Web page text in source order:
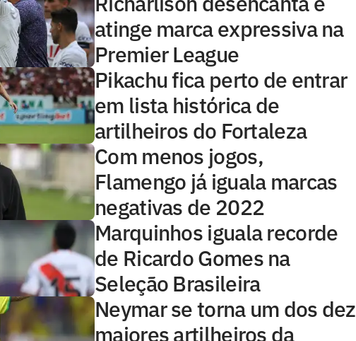
atinge marca expressiva na
Premier League
Pikachu fica perto de entrar
em lista histórica de
artilheiros do Fortaleza
Com menos jogos,
Flamengo já iguala marcas
negativas de 2022
Marquinhos iguala recorde
de Ricardo Gomes na
Seleção Brasileira
Neymar se torna um dos dez
maiores artilheiros da